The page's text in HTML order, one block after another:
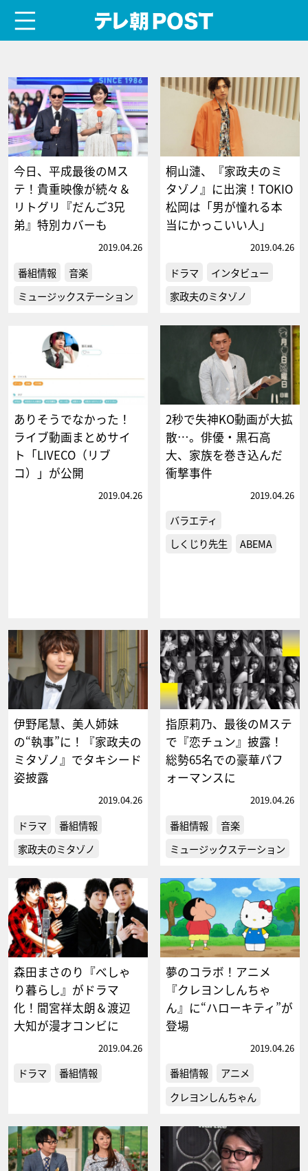
今日、平成最後のMス
テ！貴重映像が続々＆
リトグリ『だんご3兄
弟』特別カバーも
2019.04.26
番組情報
音楽
ミュージックステーション
桐山漣、『家政夫のミ
タゾノ』に出演！TOKIO
松岡は「男が憧れる本
当にかっこいい人」
2019.04.26
ドラマ
インタビュー
家政夫のミタゾノ
ありそうでなかった！
ライブ動画まとめサイ
ト「LIVECO（リブ
コ）」が公開
2019.04.26
2秒で失神KO動画が大拡
散…。俳優・黒石高
大、家族を巻き込んだ
衝撃事件
2019.04.26
バラエティ
しくじり先生
ABEMA
伊野尾慧、美人姉妹
の“執事”に！『家政夫の
ミタゾノ』でタキシード
姿披露
2019.04.26
ドラマ
番組情報
家政夫のミタゾノ
指原莉乃、最後のMステ
で『恋チュン』披露！
総勢65名での豪華パフ
ォーマンスに
2019.04.26
番組情報
音楽
ミュージックステーション
森田まさのり『べしゃ
り暮らし』がドラマ
化！間宮祥太朗＆渡辺
大知が漫才コンビに
2019.04.26
ドラマ 番組情報
夢のコラボ！アニメ
『クレヨンしんちゃ
ん』に“ハローキティ”が
登場
2019.04.26
番組情報
アニメ
クレヨンしんちゃん